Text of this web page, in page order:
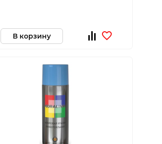
В корзину